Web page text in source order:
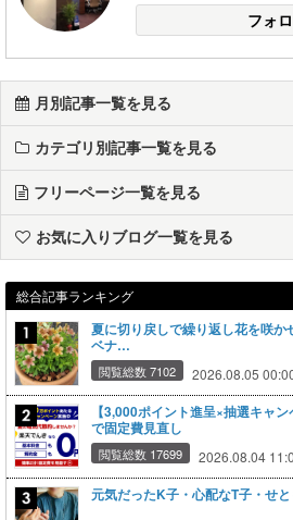
フォ
月別記事一覧を見る
カテゴリ別記事一覧を見る
フリーページ一覧を見る
お気に入りブログ一覧を見る
総合記事ランキング
夏に切り戻しで繰り返し花を咲
ベナ…
閲覧総数 7102 2026.08.05
【3,000ポイント進呈×抽選キャ
で固定費見直し
閲覧総数 17699 2026.08.04
元気だったK子・心配なT子・せ